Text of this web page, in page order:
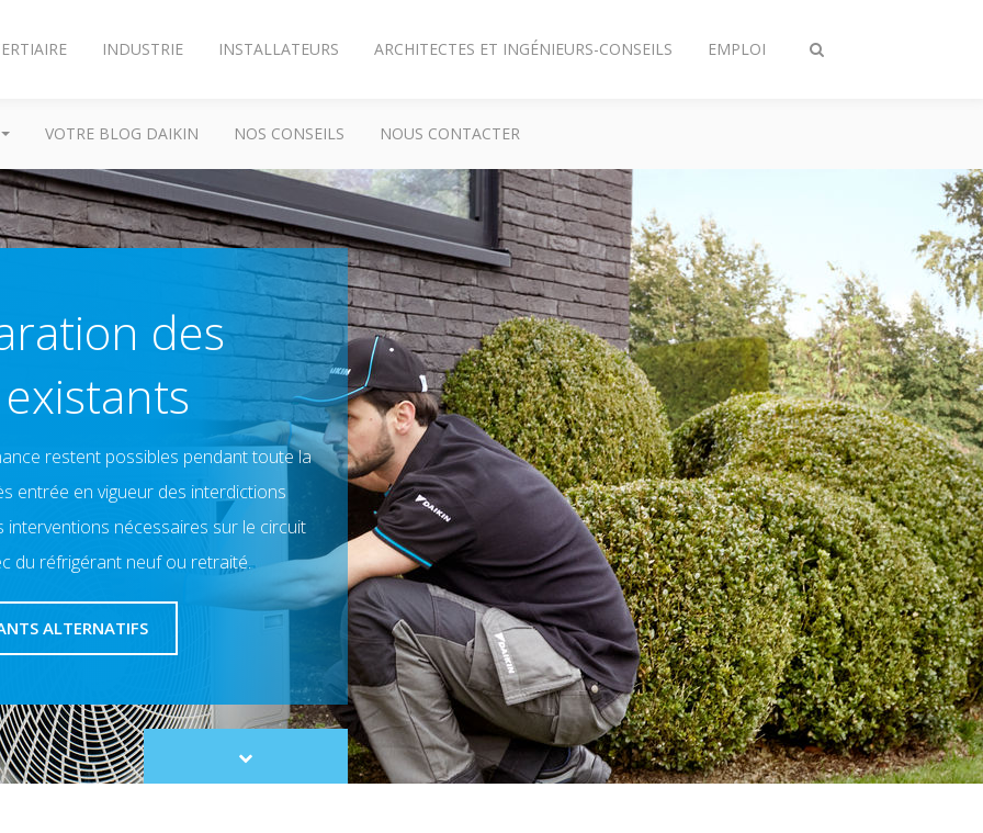
Afficher/masquer
INDUSTRIE INSTALLATEURS ARCHITECTES ET INGÉNIEURS-CONSEILS EMPLOI
VOTRE BLOG DAIKIN NOS CONSEILS NOUS CONTACTER
des
restent possibles pendant toute la
entrée en vigueur des interdictions
interventions nécessaires sur le circuit
du réfrigérant neuf ou retraité.​
ALTERNATIFS
Scroll
to